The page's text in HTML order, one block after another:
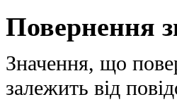
Повернення
Значення, що
залежить від